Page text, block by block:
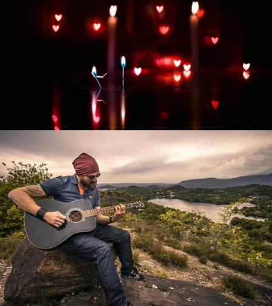
Развитие интернет-магазина "Всё для
праздника"
Смотреть проект
Перевод интернет-магазина
Guitaramania.ru на 1С-Битрикс
Смотреть проект